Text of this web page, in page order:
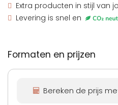
Extra producten in stijl van
Levering is snel en
Formaten en prijzen
Bereken de prijs